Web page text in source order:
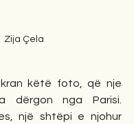
Zija Çela
këtë foto, që nje
dërgon nga Parisi.
një shtëpi e njohur